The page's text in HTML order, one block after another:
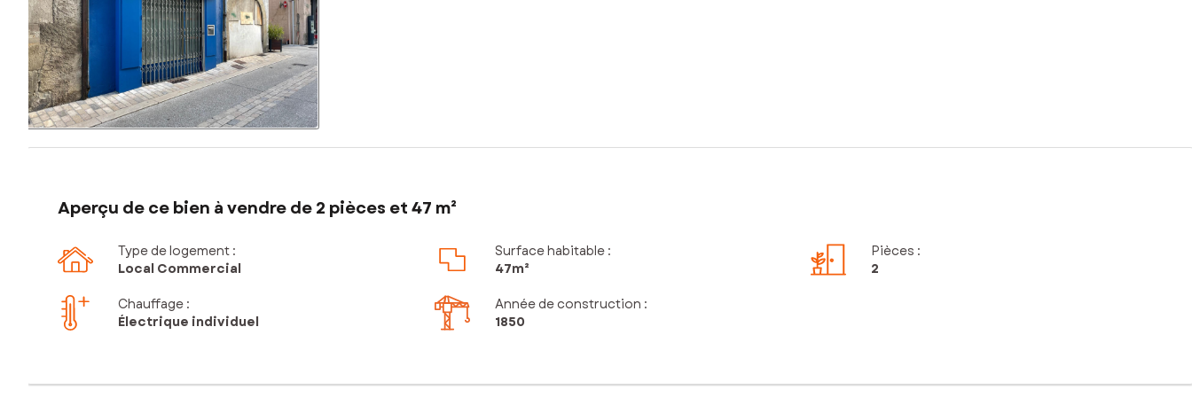
Aperçu de ce bien à vendre de 2 pièces et 47 m²
Type de logement :
Local Commercial
Surface habitable :
47m²
Pièces :
2
Chauffage :
Électrique individuel
Année de construction :
1850